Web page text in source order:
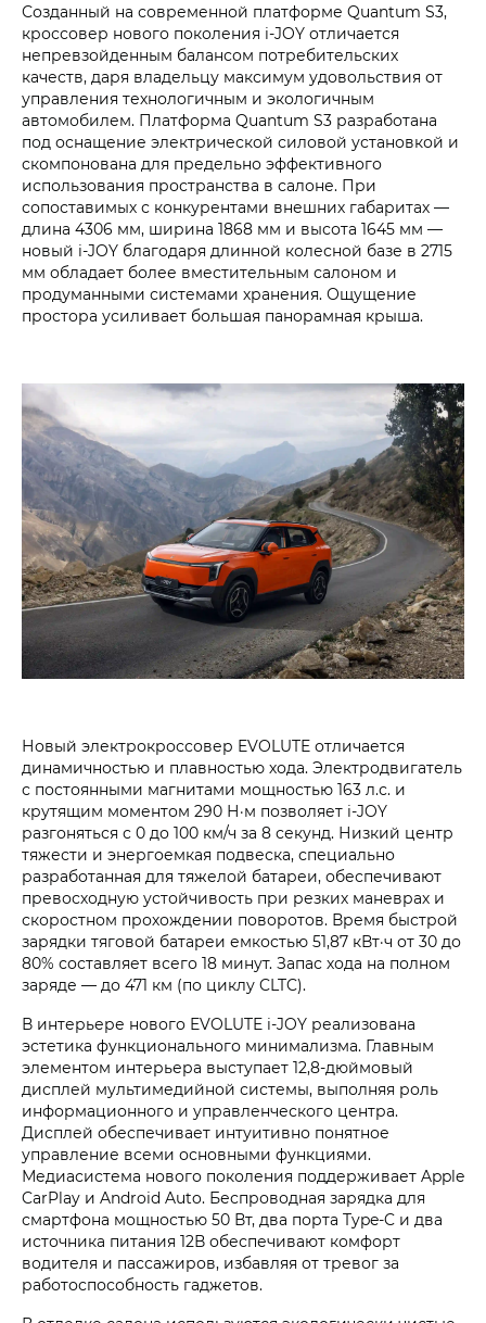
Созданный на современной платформе Quantum S3,
кроссовер нового поколения i‑JOY отличается
непревзойденным балансом потребительских
качеств, даря владельцу максимум удовольствия от
управления технологичным и экологичным
автомобилем. Платформа Quantum S3 разработана
под оснащение электрической силовой установкой и
скомпонована для предельно эффективного
использования пространства в салоне. При
сопоставимых с конкурентами внешних габаритах —
длина 4306 мм, ширина 1868 мм и высота 1645 мм —
новый i‑JOY благодаря длинной колесной базе в 2715
мм обладает более вместительным салоном и
продуманными системами хранения. Ощущение
простора усиливает большая панорамная крыша.
Новый электрокроссовер EVOLUTE отличается
динамичностью и плавностью хода. Электродвигатель
с постоянными магнитами мощностью 163 л.с. и
крутящим моментом 290 Н·м позволяет i‑JOY
разгоняться с 0 до 100 км/ч за 8 секунд. Низкий центр
тяжести и энергоемкая подвеска, специально
разработанная для тяжелой батареи, обеспечивают
превосходную устойчивость при резких маневрах и
скоростном прохождении поворотов. Время быстрой
зарядки тяговой батареи емкостью 51,87 кВт·ч от 30 до
80% составляет всего 18 минут. Запас хода на полном
заряде — до 471 км (по циклу CLTC).
В интерьере нового EVOLUTE i‑JOY реализована
эстетика функционального минимализма. Главным
элементом интерьера выступает 12,8-дюймовый
дисплей мультимедийной системы, выполняя роль
информационного и управленческого центра.
Дисплей обеспечивает интуитивно понятное
управление всеми основными функциями.
Медиасистема нового поколения поддерживает Apple
CarPlay и Android Auto. Беспроводная зарядка для
смартфона мощностью 50 Вт, два порта Type-C и два
источника питания 12В обеспечивают комфорт
водителя и пассажиров, избавляя от тревог за
работоспособность гаджетов.